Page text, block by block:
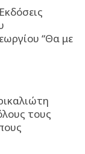
“Θα με
τους